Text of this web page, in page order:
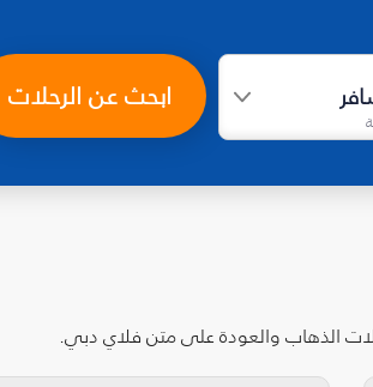
ابحث عن الرحلات
الذهاب والعودة على متن فلاي دبي.